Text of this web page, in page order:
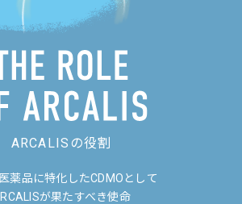
ARCALISの役割
薬品に特化したCDMOとして
が果たすべき使命